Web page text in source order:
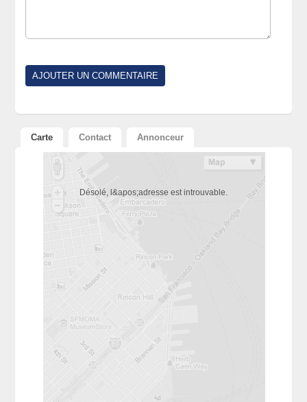
Carte Contact Annonceur
Désolé, l&apos;adresse est introuvable.